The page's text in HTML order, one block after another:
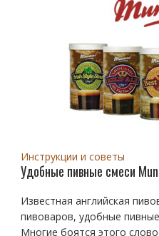
Инструкции и советы
Удобные пивные смеси
Известная английская
пивоваров, удобные
Многие боятся этого